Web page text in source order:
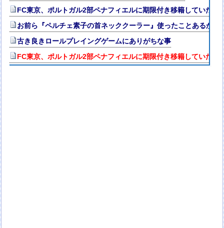
FC東京、ポルトガル2部ペナフィエルに期限付き移籍していた
お前ら『ペルチェ素子の首ネッククーラー』使ったことあるか？
古き良きロールプレイングゲームにありがちな事
FC東京、ポルトガル2部ペナフィエルに期限付き移籍していた